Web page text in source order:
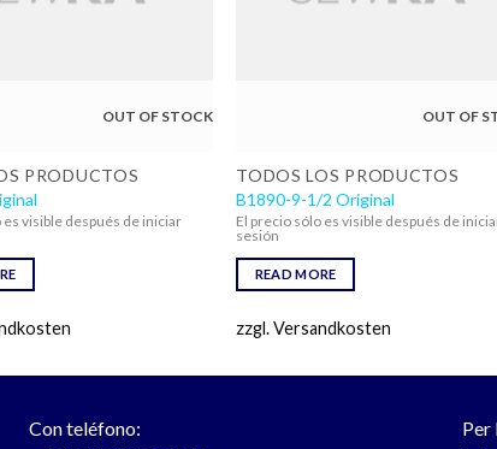
OUT OF STOCK
PRODUCTOS
es visible después de iniciar
OUT OF
TODOS LOS PRODUCTOS
B1890-9-1/2 Original
El precio sólo es visible después de
sesión
READ MORE
zzgl. Versandkosten
Con teléfono:
Per